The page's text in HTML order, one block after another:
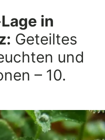
in
Geteiltes
und
– 10.